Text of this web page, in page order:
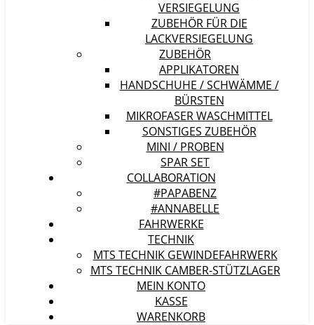
VERSIEGELUNG
ZUBEHÖR FÜR DIE
LACKVERSIEGELUNG
ZUBEHÖR
APPLIKATOREN
HANDSCHUHE / SCHWÄMME /
BÜRSTEN
MIKROFASER WASCHMITTEL
SONSTIGES ZUBEHÖR
MINI / PROBEN
SPAR SET
COLLABORATION
#PAPABENZ
#ANNABELLE
FAHRWERKE
TECHNIK
MTS TECHNIK GEWINDEFAHRWERK
MTS TECHNIK CAMBER-STÜTZLAGER
MEIN KONTO
KASSE
WARENKORB